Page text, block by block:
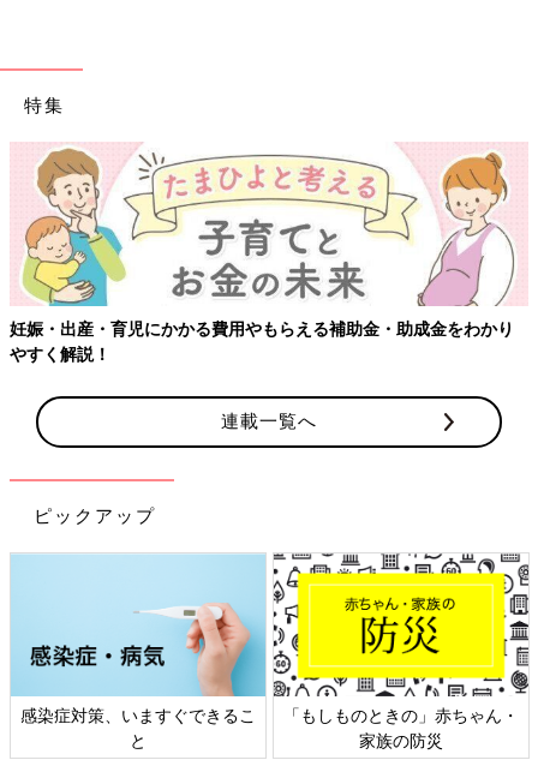
特集
妊娠・出産・育児にかかる費用やもらえる補助金・助成金をわかり
やすく解説！
連載一覧へ
ピックアップ
感染症対策、いますぐできるこ
と
「もしものときの」赤ちゃん・
家族の防災